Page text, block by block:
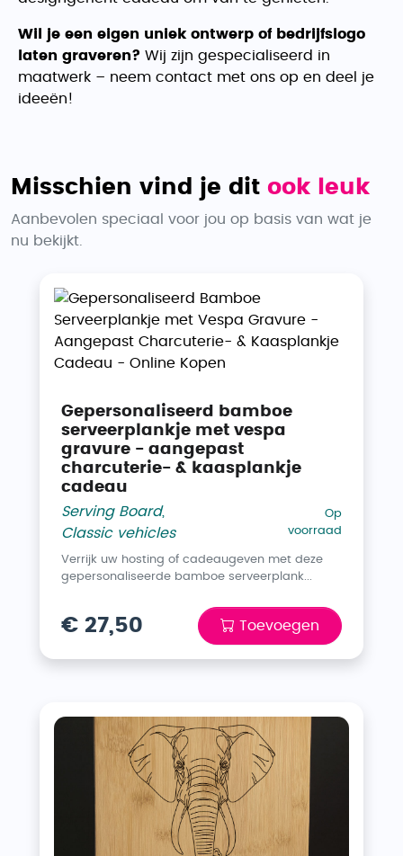
Wil je een eigen uniek ontwerp of bedrijfslogo
laten graveren? Wij zijn gespecialiseerd in
maatwerk – neem contact met ons op en deel je
ideeën!
Misschien vind je dit ook leuk
Aanbevolen speciaal voor jou op basis van wat je
nu bekijkt.
Gepersonaliseerd bamboe
serveerplankje met vespa
gravure - aangepast
charcuterie- & kaasplankje
cadeau
Serving Board,
Classic vehicles
Op
voorraad
Verrijk uw hosting of cadeaugeven met deze
gepersonaliseerde bamboe serveerplank...
€ 27,50 Toevoegen